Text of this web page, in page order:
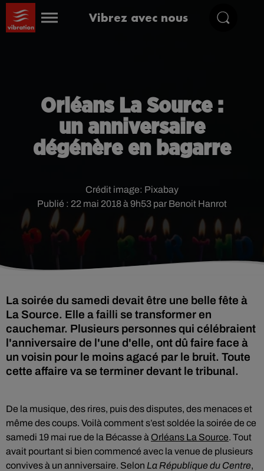
Vibrez avec nous
Orléans La Source :
un anniversaire
dégénère en bagarre
Publié : 22 mai 2018 à 9h53 par Benoit Hanrot
Crédit image: Pixabay
La soirée du samedi devait être une belle fête à
La Source. Elle a failli se transformer en
cauchemar. Plusieurs personnes qui célébraient
l'anniversaire de l'une d'elle, ont dû faire face à
un voisin pour le moins agacé par le bruit. Toute
cette affaire va se terminer devant le tribunal.
De la musique, des rires, puis des disputes, des menaces et
même des coups. Voilà comment s’est soldée la soirée de ce
samedi 19 mai rue de la Bécasse à Orléans La Source. Tout
avait pourtant si bien commencé avec la venue de plusieurs
convives à un anniversaire. Selon La République du Centre,